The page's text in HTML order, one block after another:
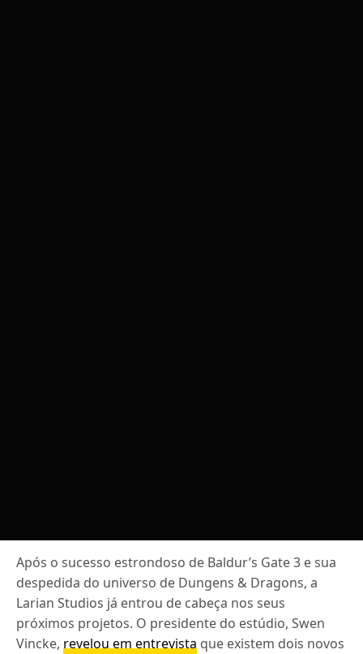
Após o sucesso estrondoso de Baldur’s Gate 3 e sua
despedida do universo de Dungens & Dragons, a
Larian Studios já entrou de cabeça nos seus
próximos projetos. O presidente do estúdio, Swen
Vincke, revelou em entrevista que existem dois novos